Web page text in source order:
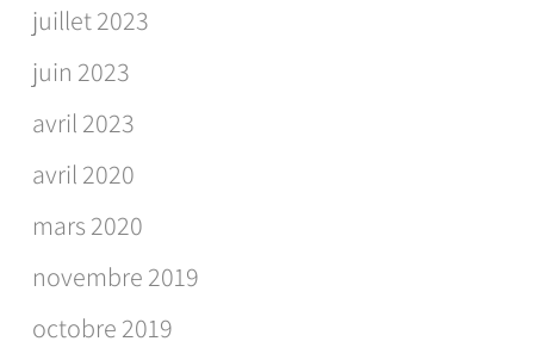
juillet 2023
juin 2023
avril 2023
avril 2020
mars 2020
novembre 2019
octobre 2019